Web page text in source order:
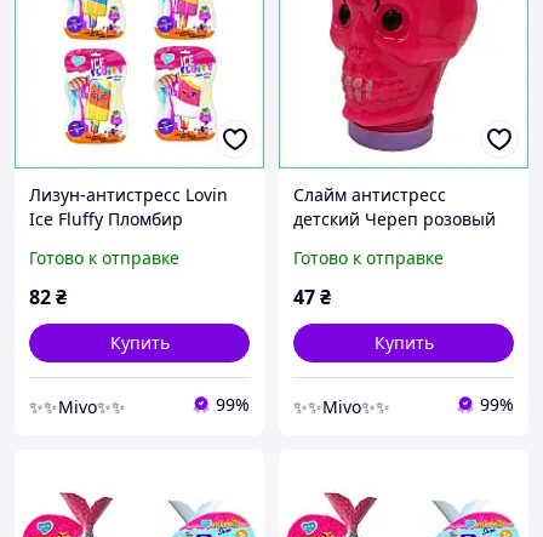
Лизун-антистресс Lovin
Ice Fluffy Пломбир
с ароматом и игрушкой-
сюрпризом 110мл
Готово к отправке
82₴
Купить
✨✨Mivo✨✨ 99%
Слайм антистресс
детский Череп розовый
тянущийся для моторики
рук и надувания пузырей
Готово к отправке
47₴
Купить
✨✨Mivo✨✨ 99%